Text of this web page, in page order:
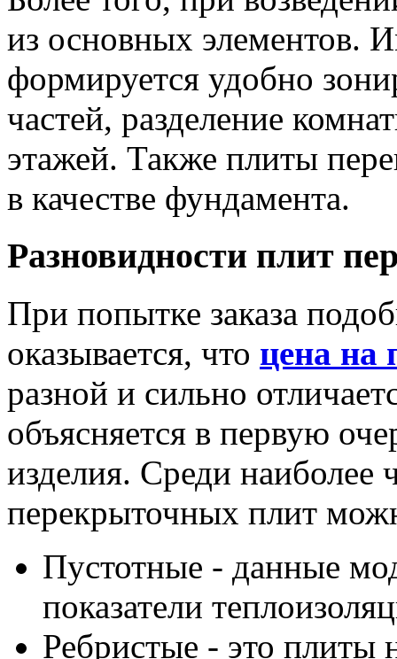
из основных элементов.
формируется удобно
частей, разделение
этажей. Также плиты
в качестве фундамента.
Разновидности плит
При попытке заказа
оказывается, что цена на
разной и сильно
объясняется в первую
изделия. Среди наиболее
перекрыточных плит
Пустотные - данные
показатели
Ребристые - это плиты